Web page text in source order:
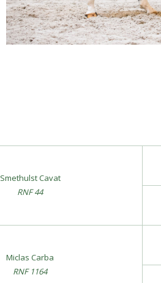
Smethulst Cavat
RNF 44
Miclas Carba
RNF 1164